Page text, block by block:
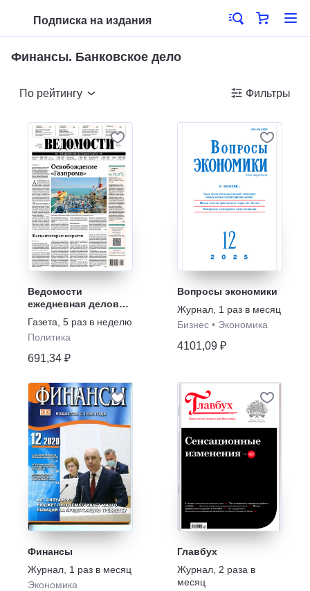
Подписка на издания
Финансы. Банковское дело
По рейтингу Фильтры
Ведомости
ежедневная деловая
газета
Газета 5 раз в неделю
Политика
691,34 ₽
Вопросы экономики
Журнал 1 раз в месяц
Бизнес • Экономика
4101,09 ₽
Финансы
Журнал 1 раз в месяц
Экономика
Главбух
Журнал 2 раза в
месяц